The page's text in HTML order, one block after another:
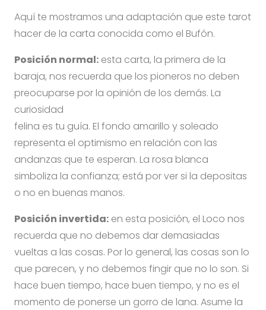
Aquí te mostramos una adaptación que este tarot
hacer de la carta conocida como el Bufón.
Posición normal: esta carta, la primera de la
baraja, nos recuerda que los pioneros no deben
preocuparse por la opinión de los demás. La
curiosidad
felina es tu guía. El fondo amarillo y soleado
representa el optimismo en relación con las
andanzas que te esperan. La rosa blanca
simboliza la confianza; está por ver si la depositas
o no en buenas manos.
Posición invertida: en esta posición, el Loco nos
recuerda que no debemos dar demasiadas
vueltas a las cosas. Por lo general, las cosas son lo
que parecen, y no debemos fingir que no lo son. Si
hace buen tiempo, hace buen tiempo, y no es el
momento de ponerse un gorro de lana. Asume la